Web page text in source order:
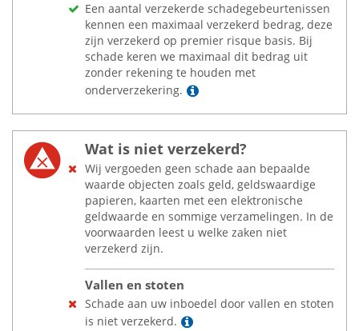
Een aantal verzekerde schadegebeurtenissen
kennen een maximaal verzekerd bedrag, deze
zijn verzekerd op premier risque basis. Bij
schade keren we maximaal dit bedrag uit
zonder rekening te houden met
onderverzekering.
Lees meer
Wat is niet verzekerd?
Wij vergoeden geen schade aan bepaalde
waarde objecten zoals geld, geldswaardige
papieren, kaarten met een elektronische
geldwaarde en sommige verzamelingen. In de
voorwaarden leest u welke zaken niet
verzekerd zijn.
Vallen en stoten
Schade aan uw inboedel door vallen en stoten
is niet verzekerd.
Lees meer